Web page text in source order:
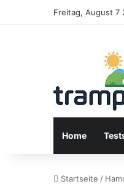
Freitag, August 7
Home
Startseite /